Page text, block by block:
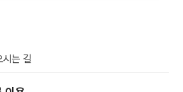
시는 길